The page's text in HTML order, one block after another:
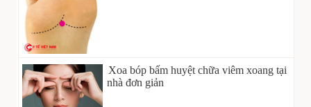
Xoa bóp bấm huyệt chữa viêm xoang tại
nhà đơn giản